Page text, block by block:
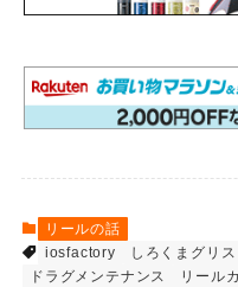
リールの話
iosfactory
しろくまグリス
ドラグメンテナンス
リール